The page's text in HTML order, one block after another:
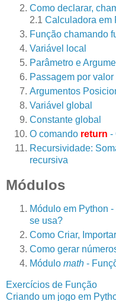
Como declarar,
2.1 Calculadora em
Função chamando
Variável local
Parâmetro e
Passagem por valor
Argumentos
Variável global
Constante global
O comando return -
Recursividade:
recursiva
Módulos
Módulo em Python
se usa?
Como Criar,
Como gerar
Módulo math -
Exercícios de Função
Criando um jogo em